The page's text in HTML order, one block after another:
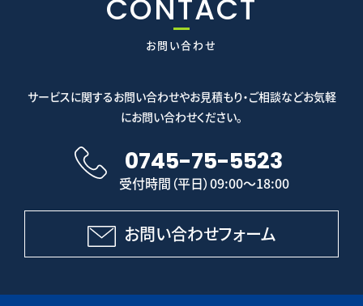
CONTACT
お問い合わせ
サービスに関するお問い合わせやお見積もり・ご相談などお気軽
にお問い合わせください。
0745-75-5523
受付時間（平日）09:00～18:00
お問い合わせフォーム